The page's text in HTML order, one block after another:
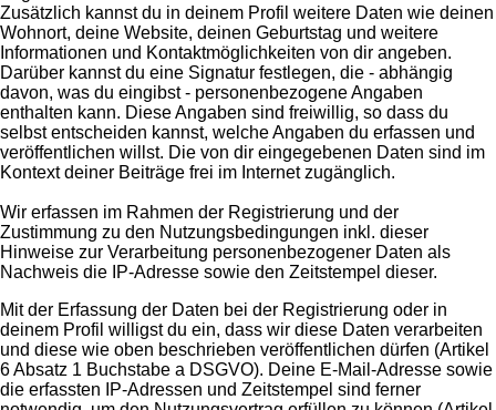
Zusätzlich kannst du in deinem Profil weitere Daten wie deinen
Wohnort, deine Website, deinen Geburtstag und weitere
Informationen und Kontaktmöglichkeiten von dir angeben.
Darüber kannst du eine Signatur festlegen, die - abhängig
davon, was du eingibst - personenbezogene Angaben
enthalten kann. Diese Angaben sind freiwillig, so dass du
selbst entscheiden kannst, welche Angaben du erfassen und
veröffentlichen willst. Die von dir eingegebenen Daten sind im
Kontext deiner Beiträge frei im Internet zugänglich.
Wir erfassen im Rahmen der Registrierung und der
Zustimmung zu den Nutzungsbedingungen inkl. dieser
Hinweise zur Verarbeitung personenbezogener Daten als
Nachweis die IP-Adresse sowie den Zeitstempel dieser.
Mit der Erfassung der Daten bei der Registrierung oder in
deinem Profil willigst du ein, dass wir diese Daten verarbeiten
und diese wie oben beschrieben veröffentlichen dürfen (Artikel
6 Absatz 1 Buchstabe a DSGVO). Deine E-Mail-Adresse sowie
die erfassten IP-Adressen und Zeitstempel sind ferner